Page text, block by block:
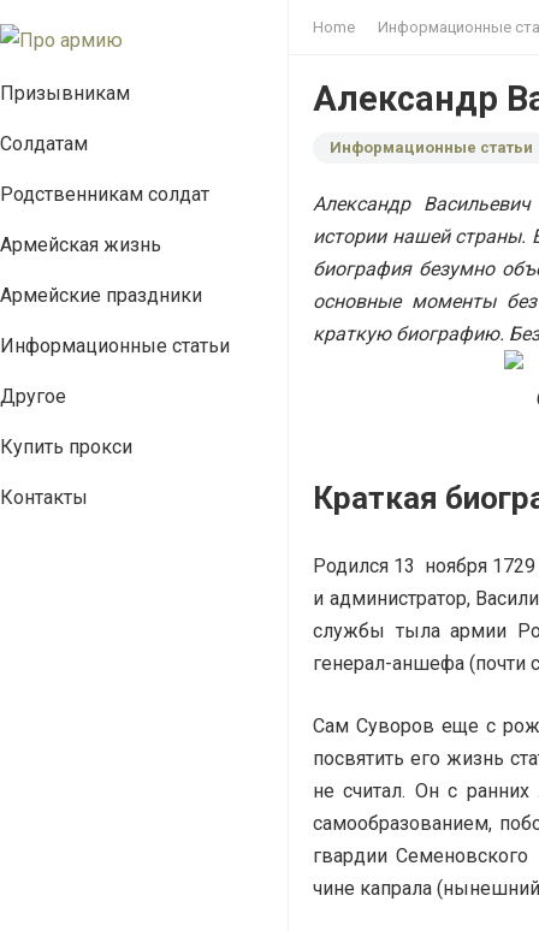
Призывникам
Солдатам
Родственникам солдат
Армейская жизнь
Армейские праздники
Информационные статьи
Другое
Купить прокси
Контакты
Home Информационные
Александр
Информационные статьи
Александр
истории нашей страны.
биография безумно
основные моменты
краткую биографию.
Краткая
Родился 13 ноября
и администратор,
службы тыла армии
генерал-аншефа (почти
Сам Суворов еще с
посвятить его жизнь
не считал. Он с
самообразованием,
гвардии
чине капрала